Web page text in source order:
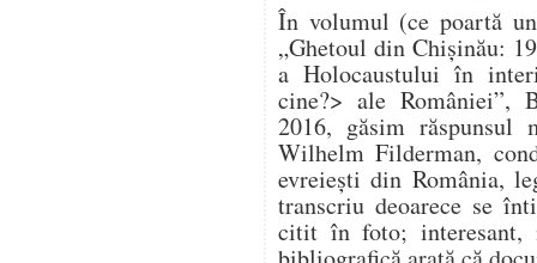
În volumul (ce poartă
„Ghetoul din Chișinău:
a Holocaustului în
cine?> ale României”,
2016, găsim răspunsul
Wilhelm Filderman,
evreiești din România,
transcriu deoarece se
citit în foto; interesant,